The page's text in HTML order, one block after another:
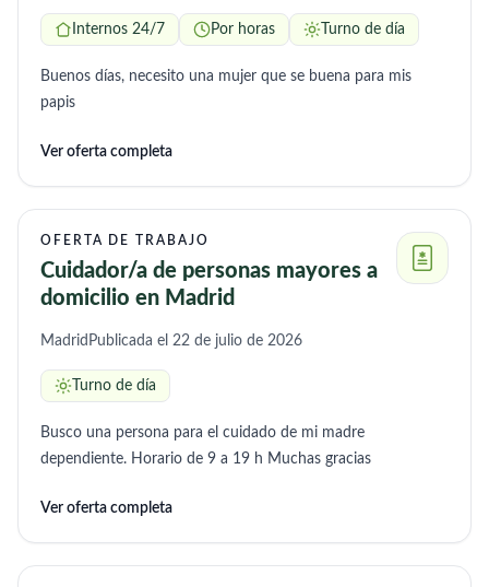
Internos 24/7 Por horas Turno de día
Buenos días, necesito una mujer que se buena para mis
papis
Ver oferta completa
OFERTA DE TRABAJO
Cuidador/a de personas mayores a
domicilio en Madrid
Madrid Publicada el 22 de julio de 2026
Turno de día
Busco una persona para el cuidado de mi madre
dependiente. Horario de 9 a 19 h Muchas gracias
Ver oferta completa